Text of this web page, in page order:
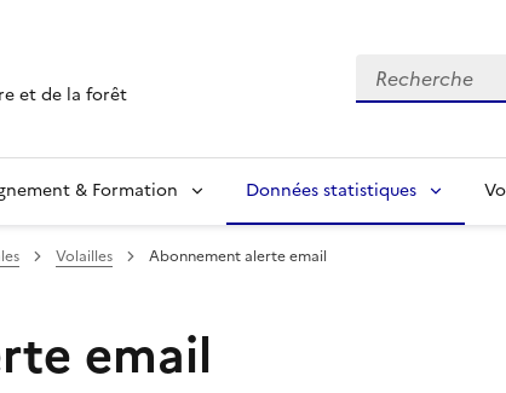
et de la forêt
Recherche
& Formation Données statistiques
Volailles Abonnement alerte email
email